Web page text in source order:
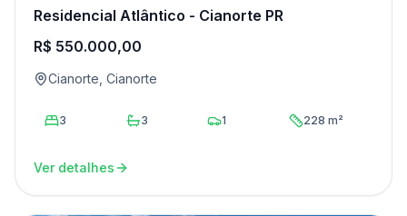
Residencial Atlântico - Cianorte PR
R$ 550.000,00
Cianorte, Cianorte
3 3 1 228 m²
Ver detalhes